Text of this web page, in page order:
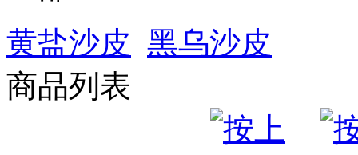
黄盐沙皮 黑乌沙皮
商品列表